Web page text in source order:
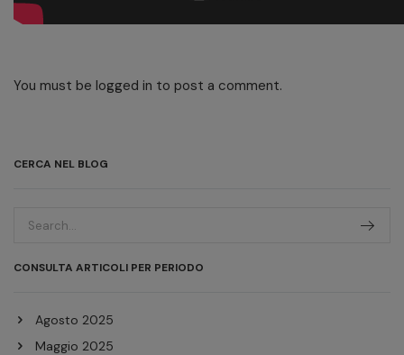
CERCA NEL BLOG
CONSULTA ARTICOLI PER PERIODO
Agosto 2025
Maggio 2025
You must be logged in to post a comment.